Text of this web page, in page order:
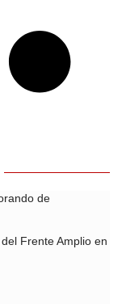
de
Frente Amplio en